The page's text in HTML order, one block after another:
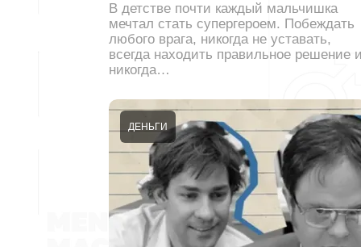
В детстве почти каждый мальчишка
мечтал стать супергероем. Побеждать
любого врага, никогда не уставать,
всегда находить правильное решение
никогда…
ДЕНЬГИ